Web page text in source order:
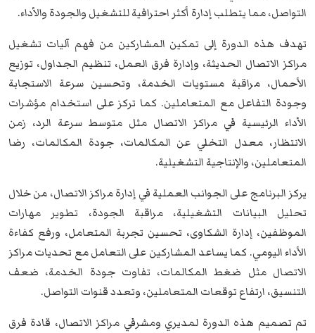
التواصل، مما يتطلب إدارة أكثر احترافية للتشغيل والجودة والأداء.
تهدف هذه الدورة إلى تمكين المشاركين من فهم آليات تشغيل
مراكز الاتصال الحديثة، وإدارة فرق العمل، تنظيم الجداول، توزيع
الأحمال، مراقبة مستويات الخدمة، وتحسين سرعة الاستجابة
وجودة التفاعل مع المتعاملين. كما تركز على استخدام مؤشرات
الأداء الرئيسية في مراكز الاتصال مثل متوسط سرعة الرد، زمن
الانتظار، معدل التخلي عن المكالمات، جودة المكالمات، رضا
المتعاملين، والإنتاجية التشغيلية.
يركز البرنامج على الجوانب العملية في إدارة مراكز الاتصال، من خلال
تحليل البيانات التشغيلية، مراقبة الجودة، تطوير مهارات
الموظفين، إدارة الشكاوى، تحسين تجربة المتعامل، ورفع كفاءة
الأداء اليومي. كما يساعد المشاركين على التعامل مع تحديات مراكز
الاتصال مثل ضغط المكالمات، تفاوت جودة الخدمة، ضعف
التنسيق، ارتفاع توقعات المتعاملين، وتعدد قنوات التواصل.
تم تصميم هذه الدورة لمديري ومشرفي مراكز الاتصال، قادة فرق